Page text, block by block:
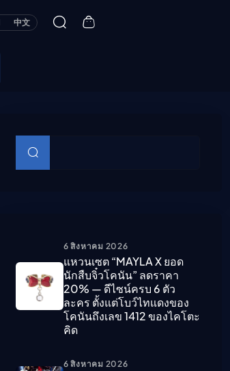
中文
บทความย่อย
6 สิงหาคม 2026
แหวนเซต “MAYLA X ยอด
นักสืบจิ๋วโคนัน” ลดราคา
20% — ดีไซน์ครบ 6 ตัว
ละคร ตั้งแต่โบว์ไทแดงของ
โคนันถึงเลข 1412 ของไคโตะ
คิด
6 สิงหาคม 2026